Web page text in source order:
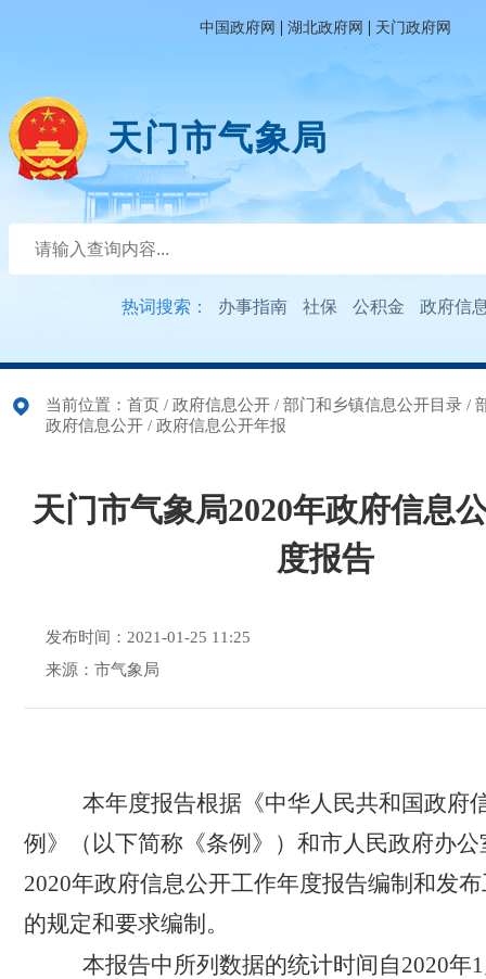
中国政府网 | 湖北政府网 | 天门政府网
天门市气象局
热词搜索： 办事指南 社保 公积金 政府信
当前位置： 首页 / 政府信息公开 / 部门和乡镇信息公开目录 /
政府信息公开 / 政府信息公开年报
天门市气象局2020年政府信息
度报告
发布时间：2021-01-25 11:25
来源：市气象局
本年度报告根据《中华人民共和国政府
例》（以下简称《条例》）和市人民政府办
2020年政府信息公开工作年度报告编制和发
的规定和要求编制。
本报告中所列数据的统计时间自2020年